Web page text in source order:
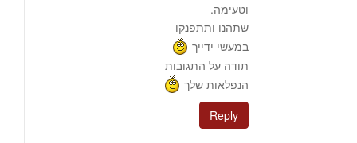
וטעימה.
שתהנו ותתפנקו
במעשי ידייך
תודה על התגובות
הנפלאות שלך
Reply